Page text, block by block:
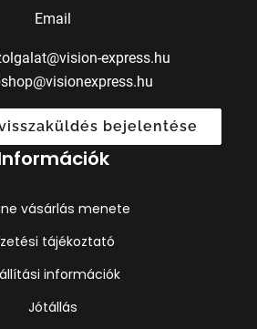
Email
express.hu
bejelentése
vásárlás menete
tájékoztató
információk
Jótállás